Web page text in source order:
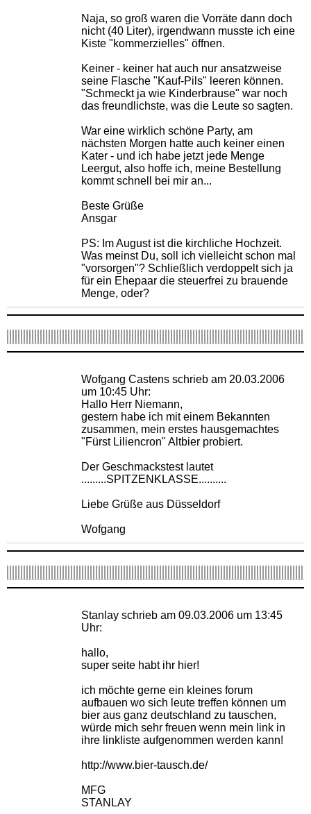
Naja, so groß waren die Vorräte dann doch
nicht (40 Liter), irgendwann musste ich eine
Kiste "kommerzielles" öffnen.
Keiner - keiner hat auch nur ansatzweise
seine Flasche "Kauf-Pils" leeren können.
"Schmeckt ja wie Kinderbrause" war noch
das freundlichste, was die Leute so sagten.
War eine wirklich schöne Party, am
nächsten Morgen hatte auch keiner einen
Kater - und ich habe jetzt jede Menge
Leergut, also hoffe ich, meine Bestellung
kommt schnell bei mir an...
Beste Grüße
Ansgar
PS: Im August ist die kirchliche Hochzeit.
Was meinst Du, soll ich vielleicht schon mal
"vorsorgen"? Schließlich verdoppelt sich ja
für ein Ehepaar die steuerfrei zu brauende
Menge, oder?
Wofgang Castens schrieb am 20.03.2006
um 10:45 Uhr:
Hallo Herr Niemann,
gestern habe ich mit einem Bekannten
zusammen, mein erstes hausgemachtes
"Fürst Liliencron" Altbier probiert.
Der Geschmackstest lautet
.........SPITZENKLASSE..........
Liebe Grüße aus Düsseldorf
Wofgang
Stanlay schrieb am 09.03.2006 um 13:45
Uhr:
hallo,
super seite habt ihr hier!
ich möchte gerne ein kleines forum
aufbauen wo sich leute treffen können um
bier aus ganz deutschland zu tauschen,
würde mich sehr freuen wenn mein link in
ihre linkliste aufgenommen werden kann!
http://www.bier-tausch.de/
MFG
STANLAY